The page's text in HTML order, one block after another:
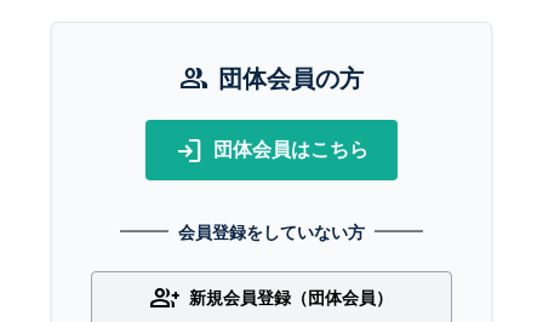
group 団体会員の方
login 団体会員はこちら
会員登録をしていない方
group_add 新規会員登録（団体会員）